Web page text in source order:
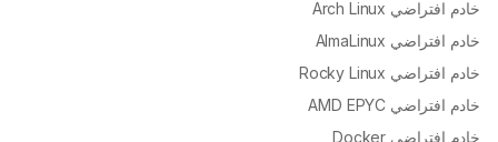
خادم افتراضي Arch Linux
خادم افتراضي AlmaLinux
خادم افتراضي Rocky Linux
خادم افتراضي AMD EPYC
خادم افتراضي Docker